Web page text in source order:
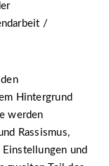
/
Hintergrund
werden
Rassismus,
und